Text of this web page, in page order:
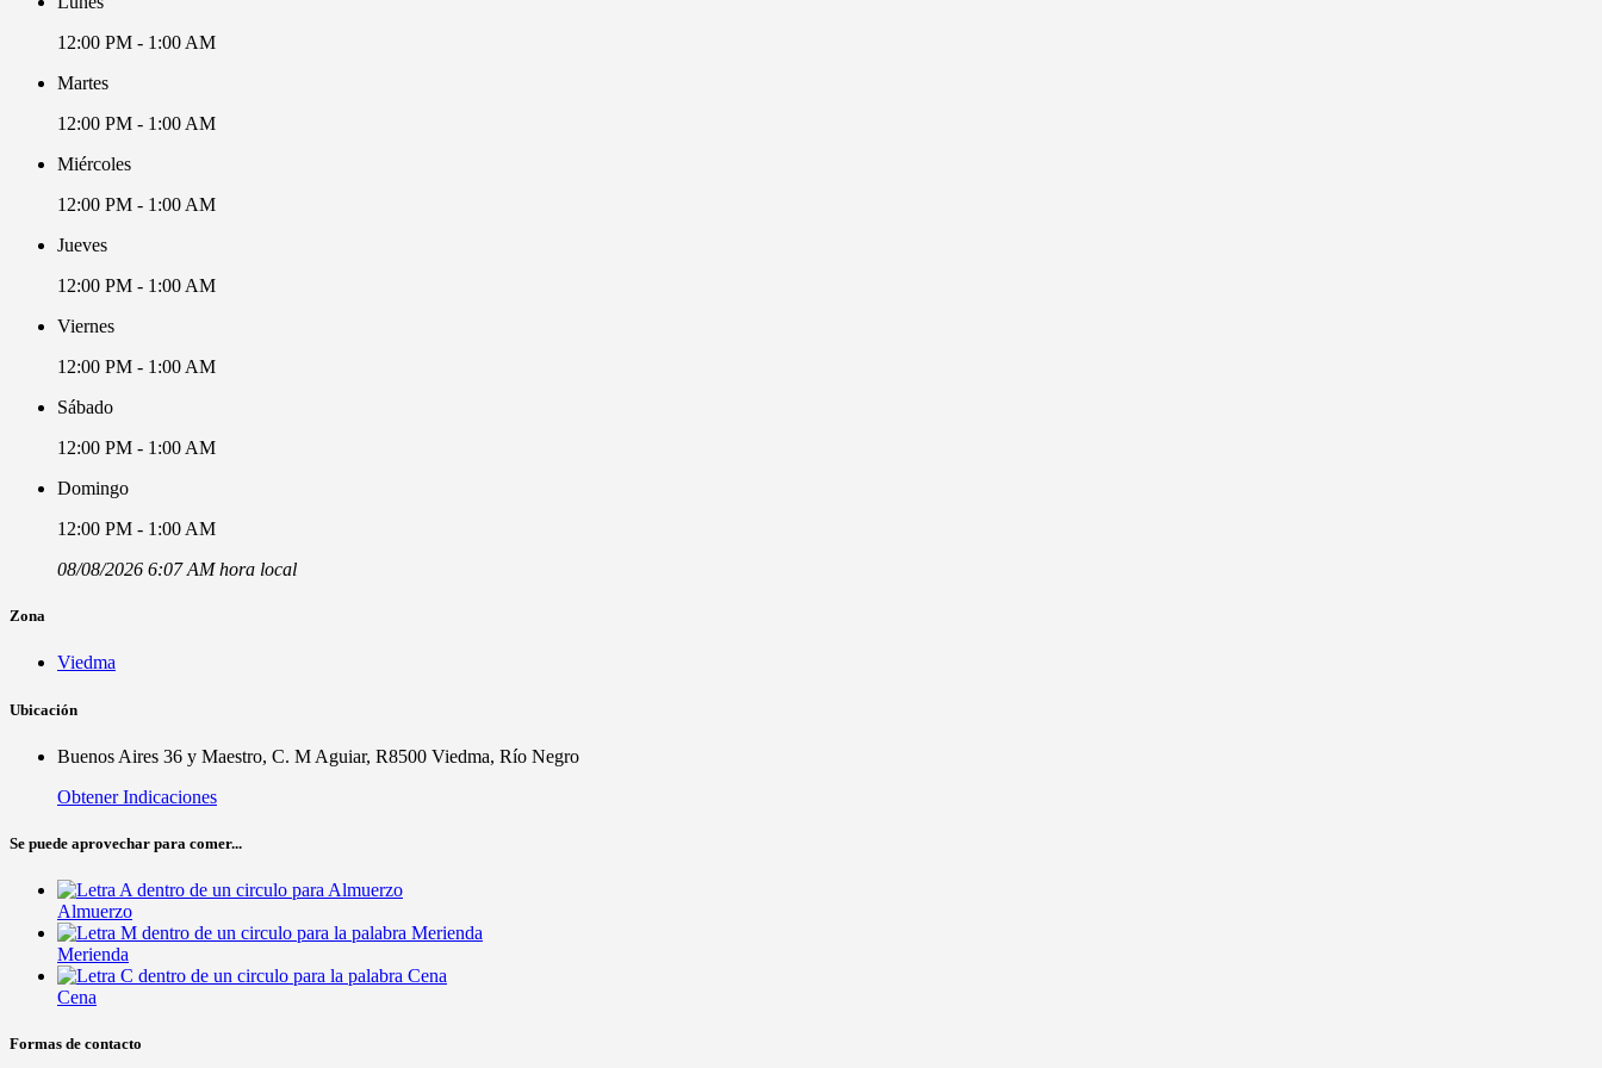
12:00 PM - 1:00 AM
Martes
12:00 PM - 1:00 AM
Miércoles
12:00 PM - 1:00 AM
Jueves
12:00 PM - 1:00 AM
Viernes
12:00 PM - 1:00 AM
Sábado
12:00 PM - 1:00 AM
Domingo
12:00 PM - 1:00 AM
08/08/2026 6:07 AM hora local
Zona
Viedma
Ubicación
Buenos Aires 36 y Maestro, C. M Aguiar, R8500 Viedma, Río Negro
Obtener Indicaciones
Se puede aprovechar para comer...
Almuerzo
Merienda
Cena
Formas de contacto